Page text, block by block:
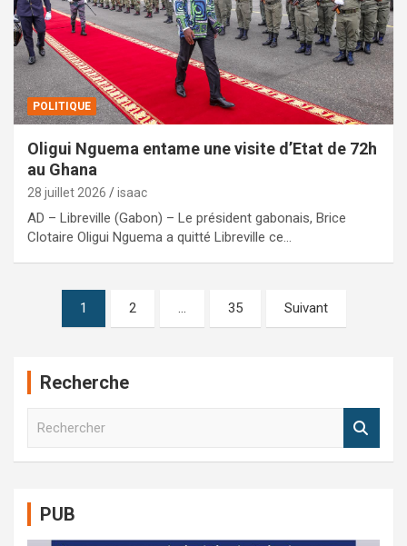
POLITIQUE
Oligui Nguema entame une visite d’Etat de 72h
au Ghana
28 juillet 2026 isaac
AD – Libreville (Gabon) – Le président gabonais, Brice
Clotaire Oligui Nguema a quitté Libreville ce…
Pagination
1 2 35 Suivant
Recherche
c
PUB